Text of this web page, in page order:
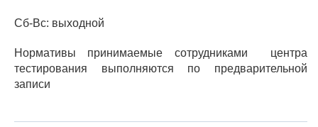
Сб-Вс: выходной
Нормативы принимаемые сотрудниками центра
тестирования выполняются по предварительной
записи